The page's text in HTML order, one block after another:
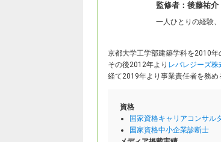
監修者： 後藤祐介
一人ひとりの経験
京都大学工学部建築学科を2010年
その後2012年より レバレジーズ株
経て2019年より事業責任者を務め
資格
国家資格キャリアコンサル
国家資格中小企業診断士